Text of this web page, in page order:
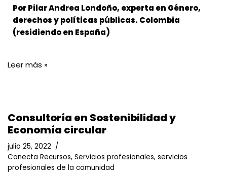
Por Pilar Andrea Londoño, experta en Género,
derechos y políticas públicas. Colombia
(residiendo en España)
Leer más »
Consultoría en Sostenibilidad y
Economía circular
julio 25, 2022
Conecta Recursos, Servicios profesionales, servicios
profesionales de la comunidad